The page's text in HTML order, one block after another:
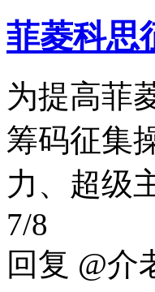
菲菱科思
为提高菲
筹码征集
力、超级
7/8
回复 @